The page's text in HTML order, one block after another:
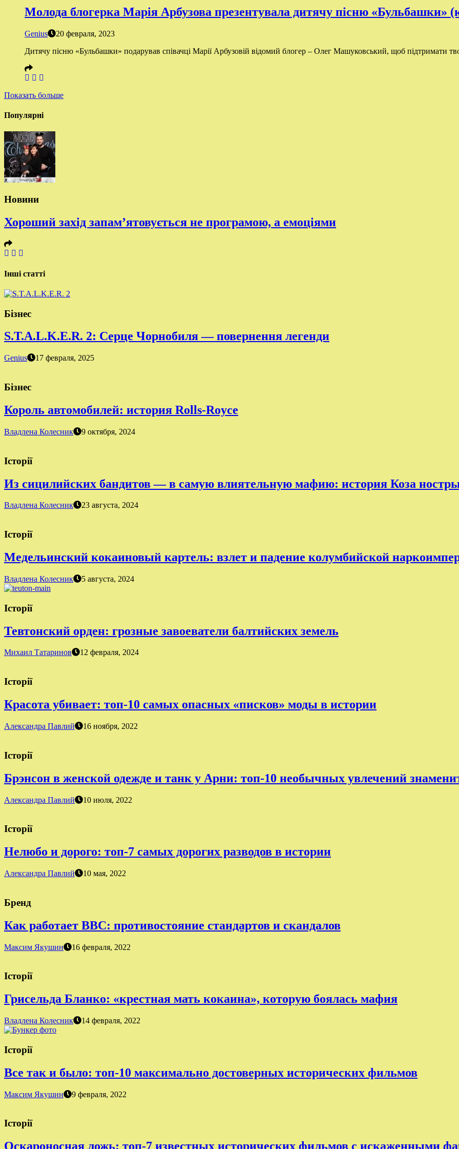
Молода блогерка Марія Арбузова презентувала дитячу пісню «Бульбашки»
Genius
20 февраля, 2023
Дитячу пісню «Бульбашки» подарував співачці Марії Арбузовій відомий блогер – Олег Машуковський, щоб підтримати
Показать больше
Популярні
Новини
Хороший захід запам’ятовується не програмою, а емоціями
Інші статті
Бізнес
S.T.A.L.K.E.R. 2: Серце Чорнобиля — повернення легенди
Genius 17 февраля, 2025
Бізнес
Король автомобилей: история Rolls-Royce
Владлена Колесник 9 октября, 2024
Історії
Из сицилийских бандитов — в самую влиятельную мафию: история Коза
Владлена Колесник 23 августа, 2024
Історії
Медельинский кокаиновый картель: взлет и падение колумбийской
Владлена Колесник 5 августа, 2024
Історії
Тевтонский орден: грозные завоеватели балтийских земель
Михаил Татаринов 12 февраля, 2024
Історії
Красота убивает: топ-10 самых опасных «писков» моды в истории
Александра Павлий 16 ноября, 2022
Історії
Брэнсон в женской одежде и танк у Арни: топ-10 необычных увлечений
Александра Павлий 10 июля, 2022
Історії
Нелюбо и дорого: топ-7 самых дорогих разводов в истории
Александра Павлий 10 мая, 2022
Бренд
Как работает BBC: противостояние стандартов и скандалов
Максим Якушин 16 февраля, 2022
Історії
Грисельда Бланко: «крестная мать кокаина», которую боялась мафия
Владлена Колесник 14 февраля, 2022
Історії
Все так и было: топ-10 максимально достоверных исторических фильмов
Максим Якушин 9 февраля, 2022
Історії
Оскароносная ложь: топ-7 известных исторических фильмов с искаженными